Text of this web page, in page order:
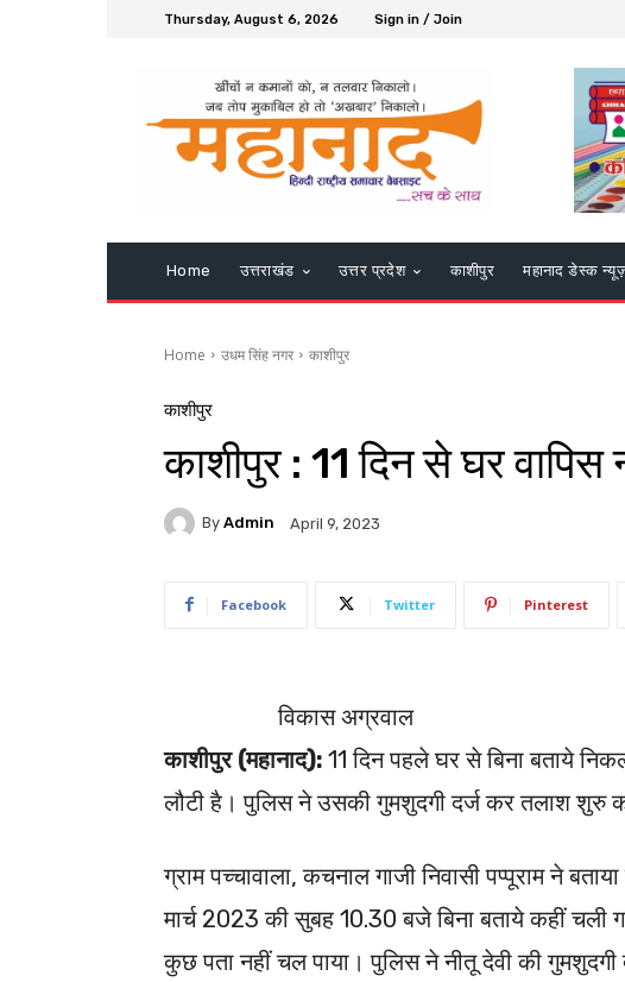
Thursday, August 6, 2026 Sign in / Join
Home उत्तराखंड उत्तर प्रदेश काशीपुर महानाद डेस्क
Home उधम सिंह नगर काशीपुर
काशीपुर
काशीपुर : 11 दिन से घर वापिस
By Admin April 9, 2023
Facebook Twitter Pinterest
विकास अग्रवाल
काशीपुर (महानाद): 11 दिन पहले घर से बिना बताये
लौटी है। पुलिस ने उसकी गुमशुदगी दर्ज कर तलाश शुरु
ग्राम पच्चावाला, कचनाल गाजी निवासी पप्पूराम ने
मार्च 2023 की सुबह 10.30 बजे बिना बताये कहीं
कुछ पता नहीं चल पाया। पुलिस ने नीतू देवी की